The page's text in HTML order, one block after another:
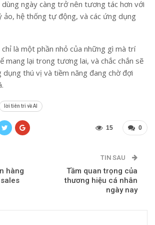
ngày càng trở nên tương tác hơn với
ảo, hệ thống tự động, và các ứng dụng
là một phần nhỏ của những gì mà trí
mang lại trong tương lai, và chắc chắn sẽ
dụng thú vị và tiềm năng đang chờ đợi
lời tiên tri về AI
0
15
hàng
TIN SAU
Tầm quan trọng của
thương hiệu cá nhân
ngày nay